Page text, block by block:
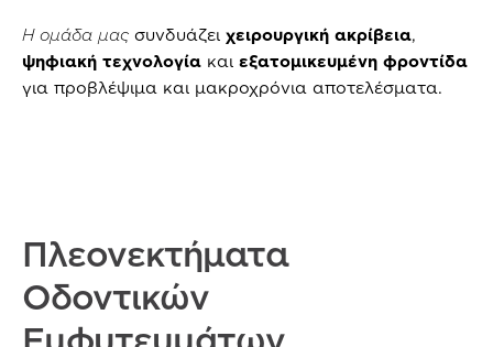
Η ομάδα μας συνδυάζει χειρουργική ακρίβεια,
ψηφιακή τεχνολογία και εξατομικευμένη φροντίδα
για προβλέψιμα και μακροχρόνια αποτελέσματα.
Πλεονεκτήματα
Οδοντικών